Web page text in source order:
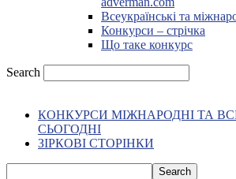
Всеукраїнські та
Конкурси – стрічка
Що таке конкурс
Search
КОНКУРСИ МІЖНАРОДНІ ТА
СЬОГОДНІ
ЗІРКОВІ СТОРІНКИ